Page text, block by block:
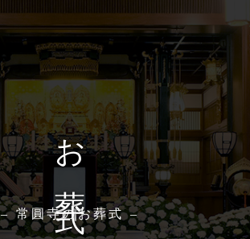
お 葬 式
– 常圓寺のお葬式 –